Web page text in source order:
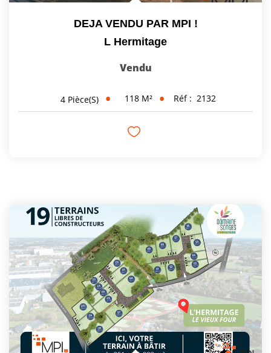
DEJA VENDU PAR MPI !
L Hermitage
Vendu
4 Pièce(s) 118 M² Réf : 2132